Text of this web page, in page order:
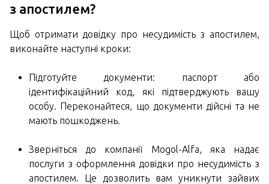
з апостилем?
Щоб отримати довідку про несудимість з апостилем,
виконайте наступні кроки:
Підготуйте документи: паспорт або
ідентифікаційний код, які підтверджують вашу
особу. Переконайтеся, що документи дійсні та не
мають пошкоджень.
Зверніться до компанії Mogol-Alfa, яка надає
послуги з оформлення довідки про несудимість з
апостилем. Це дозволить вам уникнути зайвих